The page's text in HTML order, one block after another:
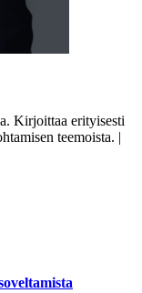
Kirjoittaa erityisesti
teemoista. |